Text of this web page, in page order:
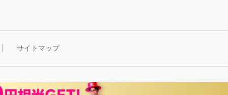
サイトマップ